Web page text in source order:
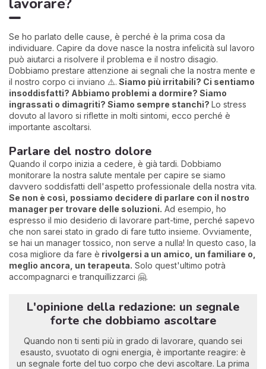
Se ho parlato delle cause, è perché è la prima cosa da
individuare. Capire da dove nasce la nostra infelicità sul lavoro
può aiutarci a risolvere il problema e il nostro disagio.
Dobbiamo prestare attenzione ai segnali che la nostra mente e
il nostro corpo ci inviano ⚠️. Siamo più irritabili? Ci sentiamo
insoddisfatti? Abbiamo problemi a dormire? Siamo
ingrassati o dimagriti? Siamo sempre stanchi? Lo stress
dovuto al lavoro si riflette in molti sintomi, ecco perché è
importante ascoltarsi.
Parlare del nostro dolore
Quando il corpo inizia a cedere, è già tardi. Dobbiamo
monitorare la nostra salute mentale per capire se siamo
davvero soddisfatti dell'aspetto professionale della nostra vita.
Se non è così, possiamo decidere di parlare con il nostro
manager per trovare delle soluzioni. Ad esempio, ho
espresso il mio desiderio di lavorare part-time, perché sapevo
che non sarei stato in grado di fare tutto insieme. Ovviamente,
se hai un manager tossico, non serve a nulla! In questo caso, la
cosa migliore da fare è rivolgersi a un amico, un familiare o,
meglio ancora, un terapeuta. Solo quest'ultimo potrà
accompagnarci e tranquillizzarci 🤗.
L'opinione della redazione: un segnale
forte che dobbiamo ascoltare
Quando non ti senti più in grado di lavorare, quando sei
esausto, svuotato di ogni energia, è importante reagire: è
un segnale forte del tuo corpo che devi ascoltare. La prima